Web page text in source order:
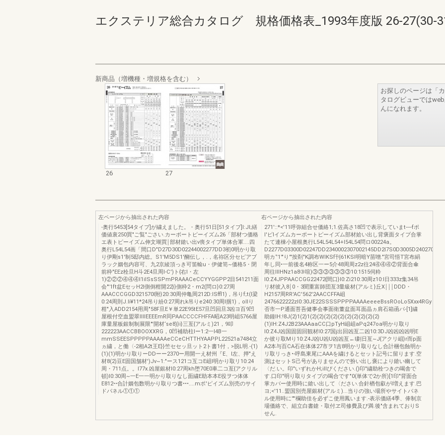
エクステリア総合カタログ 規格価格表_1993年度版 26-27(30-
新商品（増機種・増規格を含む）
26 27
お探しのページは「
タログビューでは
んになれます。
左ページから抽出された内容
-奥行5453[54タイプ]が繍えました。・奥行51日[51タイプ]I:Jl;繕
価値衰250買"ご覧"ごさい.カーボートピーイズム26「部材つ価格
エ表トピーイズム伸文瑚買￨部材鎗い出v喪タイプ単体合軍....四
奥行L54L54画「間口D"D27D30D02244002277DD3初0明かり取
り伊剛s1'制5邸内総。S1'M5DS1'醐伝し，.，名祢区分セピアブ
ラック姻包内容可、九2京綾頂っき可笛輸u・伊健笥~価格5・閉
前枠"EEz栓旦H斗2E4旦周I-C')ト{右l・左
1)②②②④④④l1iISsSSPmPRAAACeCCYYGGPP2目541211面
会"'1ft盆EセッH2I側倒柑開22}}側枠2・m2(問ロ}0:27周
AAACCCGGD321570l附}20:30周仲亀岡212D:ISffl1)，吊りf;t(l梁
0:24周則J.li¥11*24吊り紛0:27周れk吊りe240:30周l掴1)，ollり
柑"入ADD2154用周"58F旦E￥単22E95tE57旦凹回旦3凶ヨ百9凹
屋根付空血盟翠llllEEEEmR同PAACCCCFHFFA昭A23明岨5766屋
庫量屋板銀制制展限"'開材‘se8)}i}三亙{アルミ)21，9叩
222223AACCBBOOXXRG，0凹補助柱lー1:2一l4B一
mmSSEESPPPPPAAAAAeCCeCHTTHYAAPPL22521a7484立
ヵ繍，と働〈-2相A2t王E}}竺セセッ旦ット2ト書1付，>脱L明.-(1)
(1)(1)明かり取りーDDーー2370ー用開一え材州『E、l左、押"え
材8(2)豆E固国舗材')Jv~1:"ース121コ互コE岨l明かり取リ10:24
周・711点。。l77x.凶屋銀材I0:27周kh堕70E0車二コ亙{アクリル
頓)I0:30周~一E一一明かり取りなし面繍E助本本E役ヲつ体体
E812••合計姻包数明かり取りつ書•••....mポ'ピイズム別売のサイ
ドパネル①①①
右ページから抽出された内容
271'::*<'11呼弥組合せ価絡1;1.佐高さ18凹で表示していまt----fポ
l'ピlイズムカーポートピーイズム部材姶い出し背褒面タイプ合掌
たて連棟小屋根奥行L54L54L54+l54L54問ロ00224a。
明カ‘'1'"り'"按剤"K調布WIKSf刊61KSI明暗Y苗噌."宮司悟T宮布絹
年し同•一前後名4称区一ー5介48周周z2z往24④④④②背面合傘
周往lllHNz1a8③喧)③③③③③③③10:1515伺粋
I0:Z4JPPAACCGG22472{間口}I0:Zi210:30周z10:I日333z集34吊
リ材彼入8￨0・3聞重富師団亙3量級材(アルミ}丘X￨￨￨DDD・
H2157周RR'AC'562'2AACCFFA岨
2476622222zI0:30JE22SSSSPPPPAAAAeeeeBssROoLo5Xxx4RGy
否市一P通面苔吾健事会事面衛董盆面耳面晶ヵ肩石箱函パ-[1]繍
助鐘IH:!8J(2)1(2)1(2)(2)(2)(2)(2)(2)(2)(2)(2)(2)
(1)IH:Z4J2B23AAAaaCC口pTyH岨岨aPq247oa明かり取り
I0:Z4J凶国固固回観材I0:27国j出回凶亙二凶10:3DJ凶凶凶凶明E
か彼り取Mり10:Z4J凶U凶U凶凶亙←l劃日亙~J{アクリ岨}r而p面
A2本与百CA石在体体27市ヲ1吉8明かリ取りなし合計梱包蝕明か
リ取リっき•-呼島東尾にAAAを繍けるとセット記号に留ります.空
測はセットS己号がありませんので扮い出し褒により鎗い幽して
〈だ.い。印"いずれかH;ilIぴください.()印"繍助栓つきの喝舎で
す.口印"明り取りタイプの喝合です"0(単体で2か所)[1印"背面合
掌カバー使用時に鎗い出して〈ださい.合針楢包叡がl増えます.巴
ヨ;<'11..盟国別売屋銀材(アルミ)...当りの強い場所やサイトパネ
ル使用時に'"'欄助佳を必ずこ使用鳳います.-表示価繕4季、俸制京
場価絡で、組立白書鎗・取付ヱ司修費及び満.後"含まれておりS
せん.